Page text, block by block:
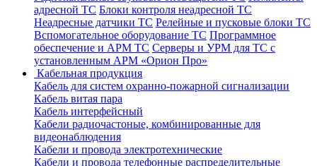
адресной ТС Блоки контроля неадресной ТС
Неадресные датчики ТС Релейные и пусковые блоки ТС
Вспомогательное оборудование ТС Программное
обеспечение и АРМ ТС Серверы и УРМ для ТС с
установленным АРМ «Орион Про»
Кабельная продукция
Кабель для систем охранно-пожарной сигнализации
Кабель витая пара
Кабель интерфейсный
Кабели радиочастоные, комбинированные для
видеонаблюдения
Кабели и провода электротехнические
Кабели и провода телефонные распределительные